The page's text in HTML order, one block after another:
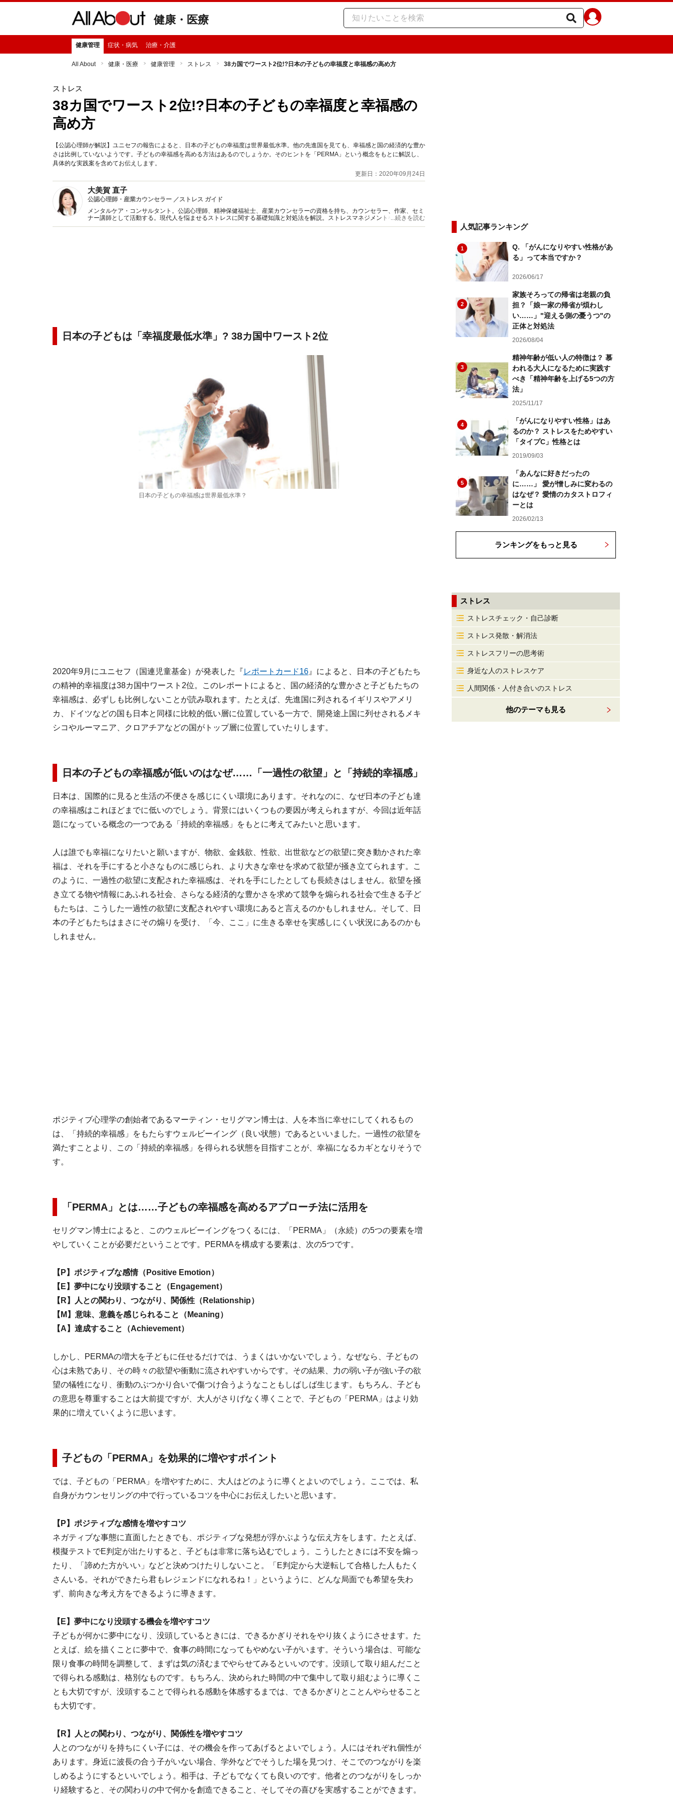
健康・医療
健康管理 症状・病気 治療・介護
All About 健康・医療 健康管理 ストレス 38カ国でワースト2位!?日本の子どもの幸福度と幸福感の高め方
ストレス
38カ国でワースト2位!?日本の子どもの幸福度と幸福感の
高め方
【公認心理師が解説】ユニセフの報告によると、日本の子どもの幸福度は世界最低水準。他の先進国を見ても、幸福感と国の経済的な豊か
さは比例していないようです。子どもの幸福感を高める方法はあるのでしょうか。そのヒントを「PERMA」という概念をもとに解説し、
具体的な実践案を含めてお伝えします。
更新日：2020年09月24日
大美賀 直子
公認心理師・産業カウンセラー ／ストレス ガイド
メンタルケア・コンサルタント。公認心理師、精神保健福祉士、産業カウンセラーの資格を持ち、カウンセラー、作家、セミ
ナー講師として活動する。現代人を悩ませるストレスに関する基礎知識と対処法を解説。ストレスマネジメントやメンタルケ
アに関する著書・監修多数。
...続きを読む
日本の子どもは「幸福度最低水準」? 38カ国中ワースト2位
日本の子どもの幸福感は世界最低水準？
2020年9月にユニセフ（国連児童基金）が発表した『レポートカード16 』によると、日本の子どもたち
の精神的幸福度は38カ国中ワースト2位。このレポートによると、国の経済的な豊かさと子どもたちの
幸福感は、必ずしも比例しないことが読み取れます。たとえば、先進国に列されるイギリスやアメリ
カ、ドイツなどの国も日本と同様に比較的低い層に位置している一方で、開発途上国に列せされるメキ
シコやルーマニア、クロアチアなどの国がトップ層に位置していたりします。
日本の子どもの幸福感が低いのはなぜ……「一過性の欲望」と「持続的幸福感」
日本は、国際的に見ると生活の不便さを感じにくい環境にあります。それなのに、なぜ日本の子ども達
の幸福感はこれほどまでに低いのでしょう。背景にはいくつもの要因が考えられますが、今回は近年話
題になっている概念の一つである「持続的幸福感」をもとに考えてみたいと思います。
人は誰でも幸福になりたいと願いますが、物欲、金銭欲、性欲、出世欲などの欲望に突き動かされた幸
福は、それを手にすると小さなものに感じられ、より大きな幸せを求めて欲望が掻き立てられます。こ
のように、一過性の欲望に支配された幸福感は、それを手にしたとしても長続きはしません。欲望を掻
き立てる物や情報にあふれる社会、さらなる経済的な豊かさを求めて競争を煽られる社会で生きる子ど
もたちは、こうした一過性の欲望に支配されやすい環境にあると言えるのかもしれません。そして、日
本の子どもたちはまさにその煽りを受け、「今、ここ」に生きる幸せを実感しにくい状況にあるのかも
しれません。
ポジティブ心理学の創始者であるマーティン・セリグマン博士は、人を本当に幸せにしてくれるもの
は、「持続的幸福感」をもたらすウェルビーイング（良い状態）であるといいました。一過性の欲望を
満たすことより、この「持続的幸福感」を得られる状態を目指すことが、幸福になるカギとなりそうで
す。
「PERMA」とは……子どもの幸福感を高めるアプローチ法に活用を
セリグマン博士によると、このウェルビーイングをつくるには、「PERMA」（永続）の5つの要素を増
やしていくことが必要だということです。PERMAを構成する要素は、次の5つです。
【P】ポジティブな感情（Positive Emotion）
【E】夢中になり没頭すること（Engagement）
【R】人との関わり、つながり、関係性（Relationship）
【M】意味、意義を感じられること（Meaning）
【A】達成すること（Achievement）
しかし、PERMAの増大を子どもに任せるだけでは、うまくはいかないでしょう。なぜなら、子どもの
心は未熟であり、その時々の欲望や衝動に流されやすいからです。その結果、力の弱い子が強い子の欲
望の犠牲になり、衝動のぶつかり合いで傷つけ合うようなこともしばしば生じます。もちろん、子ども
の意思を尊重することは大前提ですが、大人がさりげなく導くことで、子どもの「PERMA」はより効
果的に増えていくように思います。
子どもの「PERMA」を効果的に増やすポイント
では、子どもの「PERMA」を増やすために、大人はどのように導くとよいのでしょう。ここでは、私
自身がカウンセリングの中で行っているコツを中心にお伝えしたいと思います。
【P】ポジティブな感情を増やすコツ
ネガティブな事態に直面したときでも、ポジティブな発想が浮かぶような伝え方をします。たとえば、
模擬テストでE判定が出たりすると、子どもは非常に落ち込むでしょう。こうしたときには不安を煽っ
たり、「諦めた方がいい」などと決めつけたりしないこと。「E判定から大逆転して合格した人もたく
さんいる。それができたら君もレジェンドになれるね！」というように、どんな局面でも希望を失わ
ず、前向きな考え方をできるように導きます。
【E】夢中になり没頭する機会を増やすコツ
子どもが何かに夢中になり、没頭しているときには、できるかぎりそれをやり抜くようにさせます。た
とえば、絵を描くことに夢中で、食事の時間になってもやめない子がいます。そういう場合は、可能な
限り食事の時間を調整して、まずは気の済むまでやらせてみるといいのです。没頭して取り組んだこと
で得られる感動は、格別なものです。もちろん、決められた時間の中で集中して取り組むように導くこ
とも大切ですが、没頭することで得られる感動を体感するまでは、できるかぎりとことんやらせること
も大切です。
【R】人との関わり、つながり、関係性を増やすコツ
人とのつながりを持ちにくい子には、その機会を作ってあげるとよいでしょう。人にはそれぞれ個性が
あります。身近に波長の合う子がいない場合、学外などでそうした場を見つけ、そこでのつながりを楽
しめるようにするといいでしょう。相手は、子どもでなくても良いのです。他者とのつながりをしっか
り経験すると、その関わりの中で何かを創造できること、そしてその喜びを実感することができます。
人気記事ランキング
1
Q. 「がんになりやすい性格があ
る」って本当ですか？
2026/06/17
2
家族そろっての帰省は老親の負
担？「娘一家の帰省が煩わし
い……」"迎える側の憂うつ"の
正体と対処法
2026/08/04
3
精神年齢が低い人の特徴は？ 慕
われる大人になるために実践す
べき「精神年齢を上げる5つの方
法」
2025/11/17
4
「がんになりやすい性格」はあ
るのか？ ストレスをためやすい
「タイプC」性格とは
2019/09/03
5
「あんなに好きだったの
に……」 愛が憎しみに変わるの
はなぜ？ 愛情のカタストロフィ
ーとは
2026/02/13
ランキングをもっと見る
ストレス
ストレスチェック・自己診断
ストレス発散・解消法
ストレスフリーの思考術
身近な人のストレスケア
人間関係・人付き合いのストレス
他のテーマも見る